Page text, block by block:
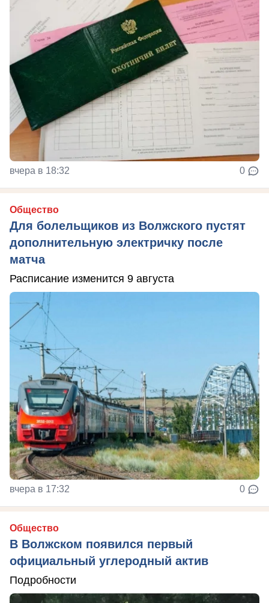
вчера в 18:32 0
Общество
Для болельщиков из Волжского пустят
дополнительную электричку после
матча
Расписание изменится 9 августа
вчера в 17:32 0
Общество
В Волжском появился первый
официальный углеродный актив
Подробности